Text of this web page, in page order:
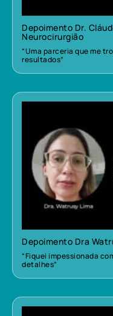
Depoimento Dr.
Neurocirurgião
“Uma parceria que me
resultados”
Depoimento Dra
“Fiquei impessionada
detalhes”